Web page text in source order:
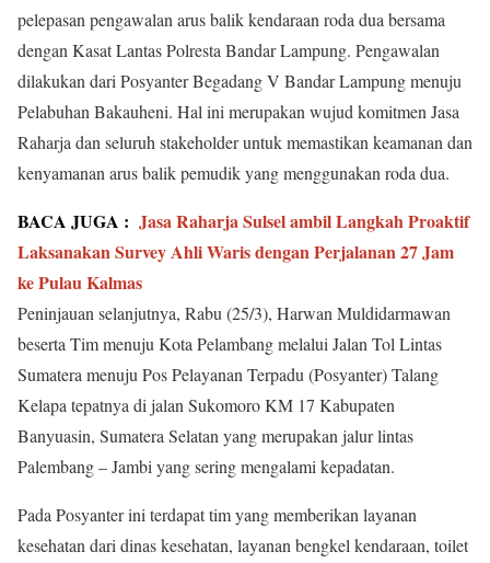
pelepasan pengawalan arus balik kendaraan roda dua bersama
dengan Kasat Lantas Polresta Bandar Lampung. Pengawalan
dilakukan dari Posyanter Begadang V Bandar Lampung menuju
Pelabuhan Bakauheni. Hal ini merupakan wujud komitmen Jasa
Raharja dan seluruh stakeholder untuk memastikan keamanan dan
kenyamanan arus balik pemudik yang menggunakan roda dua.
BACA JUGA : Jasa Raharja Sulsel ambil Langkah Proaktif
Laksanakan Survey Ahli Waris dengan Perjalanan 27 Jam
ke Pulau Kalmas
Peninjauan selanjutnya, Rabu (25/3), Harwan Muldidarmawan
beserta Tim menuju Kota Pelambang melalui Jalan Tol Lintas
Sumatera menuju Pos Pelayanan Terpadu (Posyanter) Talang
Kelapa tepatnya di jalan Sukomoro KM 17 Kabupaten
Banyuasin, Sumatera Selatan yang merupakan jalur lintas
Palembang – Jambi yang sering mengalami kepadatan.
Pada Posyanter ini terdapat tim yang memberikan layanan
kesehatan dari dinas kesehatan, layanan bengkel kendaraan, toilet